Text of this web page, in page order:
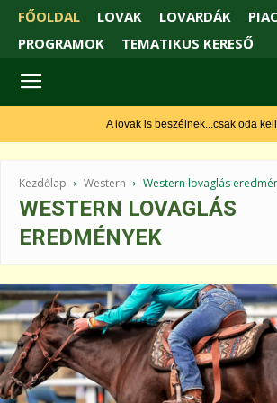
FŐOLDAL LOVAK LOVARDÁK
PROGRAMOK
TEMATIKUS KERESŐ
A lovak is beszélnek...csak oda kell figyelni
Kezdőlap Western Western lovaglás
WESTERN LOVAGLÁS
EREDMÉNYEK